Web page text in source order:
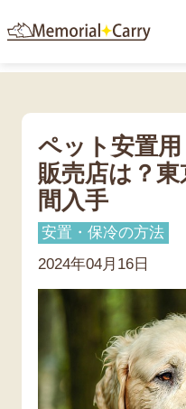
ペット安置
販売店は？
間入手
安置・保冷の方法
2024年04月16日